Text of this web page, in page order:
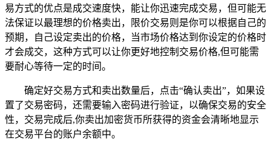
易方式的优点是成交速度快，能让你迅速完成交易，但可能无
法保证以最理想的价格卖出，限价交易则是你可以根据自己的
预期，自己设定卖出的价格，当市场价格达到你设定的价格时
才会成交，这种方式可以让你更好地控制交易价格,但可能需
要耐心等待一定的时间。
确定好交易方式和卖出数量后，点击“确认卖出”，如果设
置了交易密码，还需要输入密码进行验证，以确保交易的安全
性，交易完成后,你卖出加密货币所获得的资金会清晰地显示
在交易平台的账户余额中。